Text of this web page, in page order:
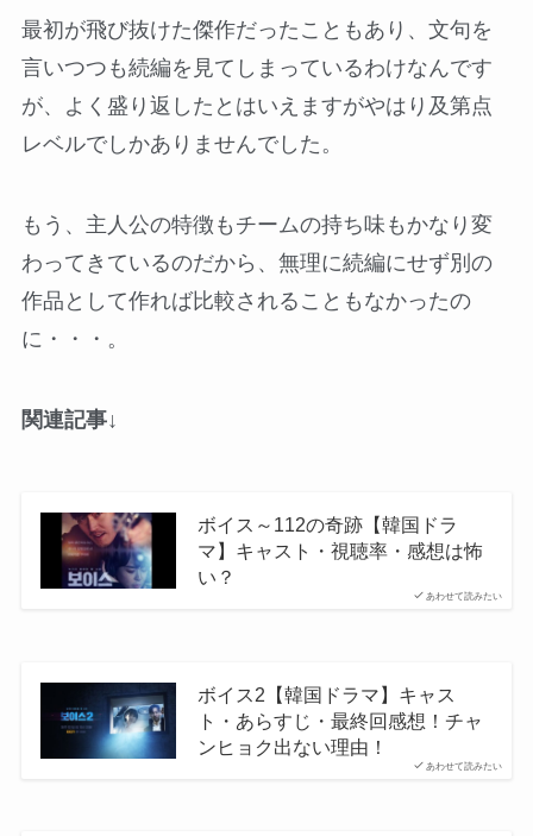
最初が飛び抜けた傑作だったこともあり、文句を
言いつつも続編を見てしまっているわけなんです
が、よく盛り返したとはいえますがやはり及第点
レベルでしかありませんでした。
もう、主人公の特徴もチームの持ち味もかなり変
わってきているのだから、無理に続編にせず別の
作品として作れば比較されることもなかったの
に・・・。
関連記事↓
あわせて読みたい
ボイス～112の奇跡【韓国ドラ
マ】キャスト・視聴率・感想は怖
い？
あわせて読みたい
ボイス2【韓国ドラマ】キャス
ト・あらすじ・最終回感想！チャ
ンヒョク出ない理由！